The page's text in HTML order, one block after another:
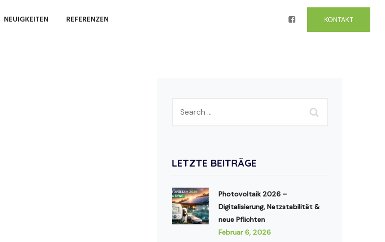
NEUIGKEITEN REFERENZEN KONTAKT
LETZTE BEITRÄGE
Photovoltaik 2026 –
Digitalisierung, Netzstabilität &
neue Pflichten
Februar 6, 2026